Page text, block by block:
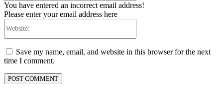
You have entered an incorrect email address!
Please enter your email address here
Save my name, email, and website in this browser for the next
time I comment.